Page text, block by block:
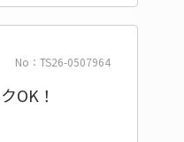
No：TS26-0507964
OK！